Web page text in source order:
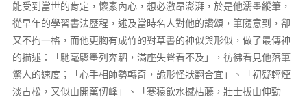
能受到當世的肯定，懷素內心，想必激昂澎湃，於是他濡墨縱筆，
從早年的學習書法歷程，述及當時名人對他的讚頌，筆隨意到，卻
又不拘一格，而他更胸有成竹的對草書的神似與形似，做了最傳神
的描述：「馳毫驟墨列奔駟，滿座失聲看不及」，彷彿看見他落筆
驚人的速度；「心手相師勢轉奇，詭形怪狀翻合宜」、「初疑輕煙
淡古松，又似山開萬仞峰」、「寒猿飲水撼枯藤，壯士拔山伸勁